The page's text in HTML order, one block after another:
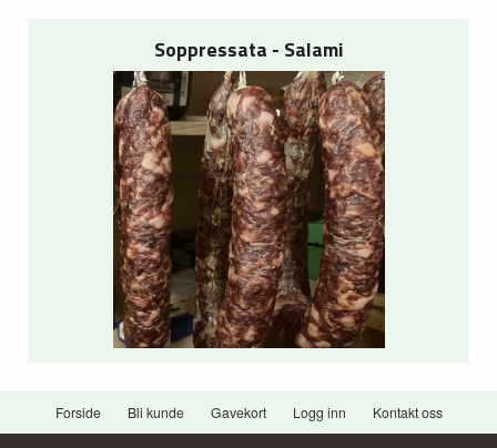
Soppressata - Salami
Forside Bli kunde Gavekort Logg inn Kontakt oss